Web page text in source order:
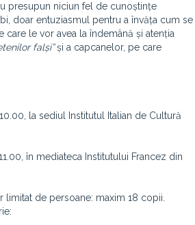
presupun niciun fel de cunoștințe
doar entuziasmul pentru a învăța cum se
le vor avea la îndemână și atenția
falși”și a capcanelor, pe care
la sediul Institutul Italian de Cultură
în mediateca Institutului Francez din
limitat de persoane: maxim 18 copii.